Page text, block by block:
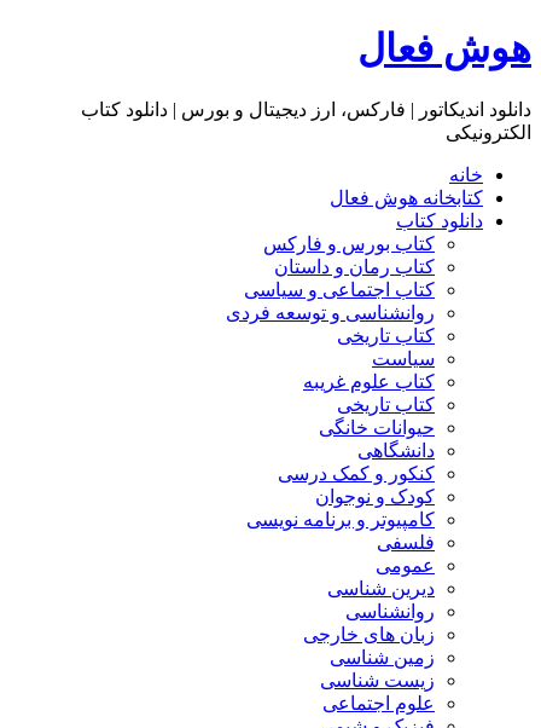
هوش فعال
دانلود اندیکاتور | فارکس، ارز دیجیتال و بورس | دانلود کتاب
الکترونیکی
خانه
کتابخانه هوش فعال
دانلود کتاب
کتاب بورس و فارکس
کتاب رمان و داستان
کتاب اجتماعی و سیاسی
روانشناسی و توسعه فردی
کتاب تاریخی
سیاست
کتاب علوم غریبه
کتاب تاریخی
حیوانات خانگی
دانشگاهی
کنکور و کمک‌ درسی
کودک و نوجوان
کامپیوتر و برنامه نویسی
فلسفی
عمومی
دیرین شناسی
روانشناسی
زبان های خارجی
زمین شناسی
زیست شناسی
علوم اجتماعی